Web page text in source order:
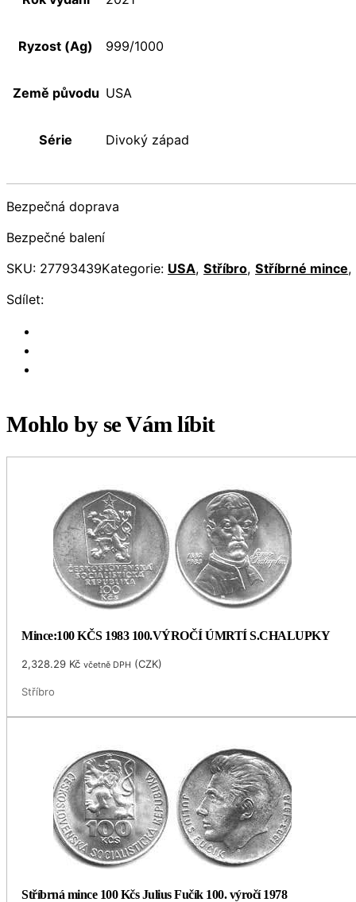
Ryzost (Ag) 999/1000
Země původu USA
Série Divoký západ
Bezpečná doprava
Bezpečné balení
SKU: 27793439Kategorie: USA, Stříbro, Stříbrné mince,
Sdílet:
Mohlo by se Vám líbit
Mince:100 KČS 1983 100.VÝROČÍ ÚMRTÍ S.CHALUPKY
2,328.29 Kč včetně DPH (CZK)
Stříbro
Stříbrná mince 100 Kčs Julius Fučík 100. výročí 1978